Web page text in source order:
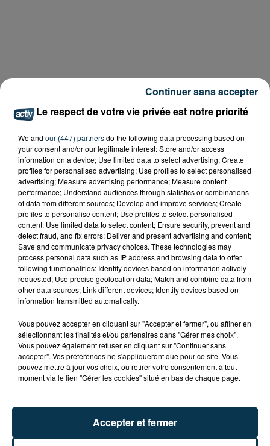
TITRES DIFFUSÉS
9h16
9h16 9h09
9h09
Le respect de votre vie privée est notre priorité
We and our (447) partnersdo the following data processing based on
your consent and/or our legitimate interest: Store and/or access
information on a device; Use limited data to select advertising; Create
profiles for personalised advertising; Use profiles to select personalised
advertising; Measure advertising performance; Measure content
performance; Understand audiences through statistics or combinations
of data from different sources; Develop and improve services; Create
profiles to personalise content; Use profiles to select personalised
content; Use limited data to select content; Ensure security, prevent and
detect fraud, and fix errors; Deliver and present advertising and content;
Save and communicate privacy choices. These technologies may
process personal data such as IP address and browsing data to offer
following functionalities: Identify devices based on information actively
requested; Use precise geolocation data; Match and combine data from
other data sources; Link different devices; Identify devices based on
information transmitted automatically.
Vous pouvez accepter en cliquant sur "Accepter et fermer", ou affiner en
sélectionnant les finalités et/ou partenaires dans "Gérer mes choix".
Vous pouvez également refuser en cliquant sur "Continuer sans
accepter". Vos préférences ne s'appliqueront que pour ce site. Vous
pouvez mettre à jour vos choix, ou retirer votre consentement à tout
moment via le lien "Gérer les cookies" situé en bas de chaque page.
Accepter et fermer
Continuer sans accepter